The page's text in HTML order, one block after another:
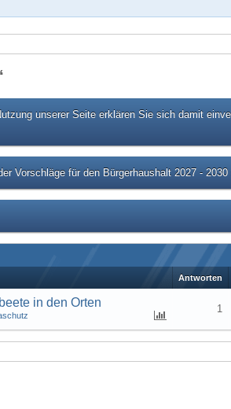
unserer Seite erklären Sie sich damit
Vorschläge für den Bürgerhaushalt 2027 - 2030
Antworten
in den Orten 1